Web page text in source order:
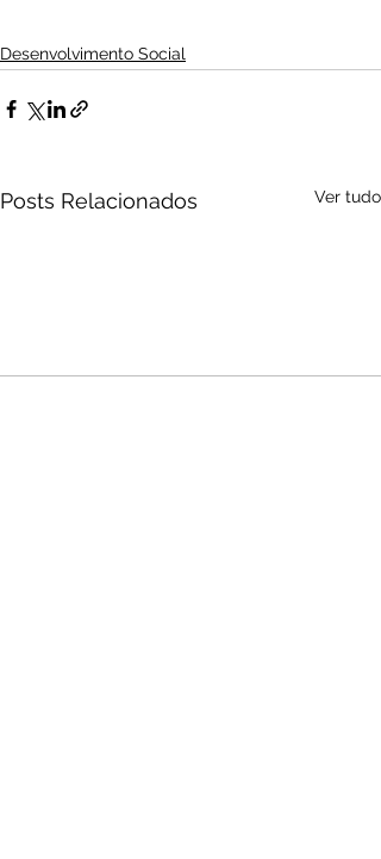
Desenvolvimento Social
Posts Relacionados Ver tudo